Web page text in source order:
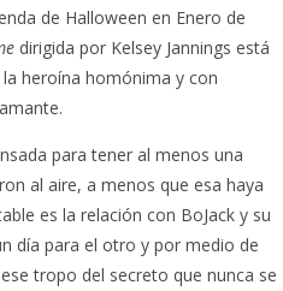
de Halloween en Enero de
dirigida por Kelsey Jannings está
heroína homónima y con
para tener al menos una
al aire, a menos que esa haya
es la relación con BoJack y su
día para el otro y por medio de
tropo del secreto que nunca se